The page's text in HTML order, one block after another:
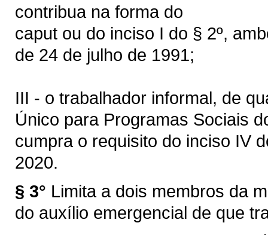
contribua na forma do
caput ou do inciso I do § 2º,
de 24 de julho de 1991;
III - o trabalhador informal, de
Único para Programas Sociais
cumpra o requisito do inciso IV
2020.
§ 3° Limita a dois membros da
do auxílio emergencial de que